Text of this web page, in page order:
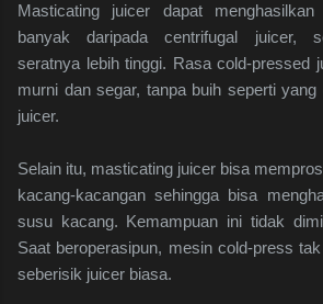
Masticating juicer dapat
banyak daripada centrifugal juicer,
seratnya lebih tinggi. Rasa cold-pressed
murni dan segar, tanpa buih seperti yang
juicer.
Selain itu, masticating juicer bisa
kacang-kacangan sehingga bisa
susu kacang. Kemampuan ini tidak
Saat beroperasipun, mesin cold-press
seberisik juicer biasa.